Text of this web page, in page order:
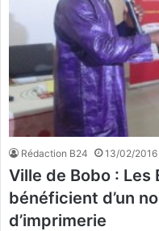
Rédaction B24 13/02/2016
Ville de Bobo : Les
bénéficient d’un
d’imprimerie